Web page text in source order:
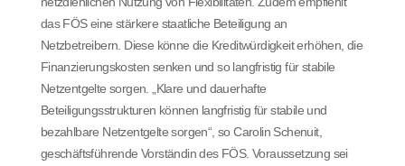
das FÖS eine stärkere staatliche Beteiligung an
Netzbetreibern. Diese könne die Kreditwürdigkeit erhöhen, die
Finanzierungskosten senken und so langfristig für stabile
Netzentgelte sorgen. „Klare und dauerhafte
Beteiligungsstrukturen können langfristig für stabile und
bezahlbare Netzentgelte sorgen“, so Carolin Schenuit,
geschäftsführende Vorständin des FÖS. Voraussetzung sei